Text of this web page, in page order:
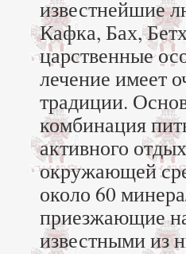
известнейшие
Кафка, Бах,
царственные
лечение имеет
традиции.
комбинация
активного
окружающей
около 60
приезжающие
известными из